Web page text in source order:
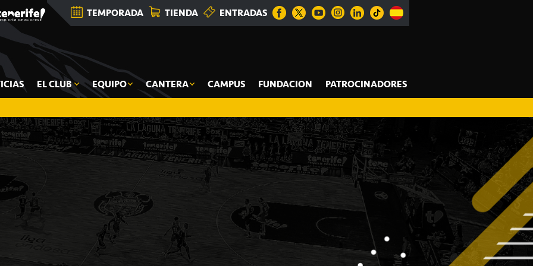
TEMPORADA TIENDA ENTRADAS
EL CLUB EQUIPO CANTERA CAMPUS FUNDACION PATROCINADORES